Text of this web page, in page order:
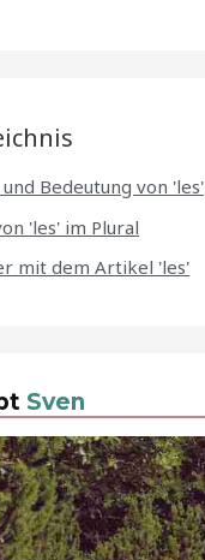
Bedeutung von 'les'
'les' im Plural
mit dem Artikel 'les'
Sven